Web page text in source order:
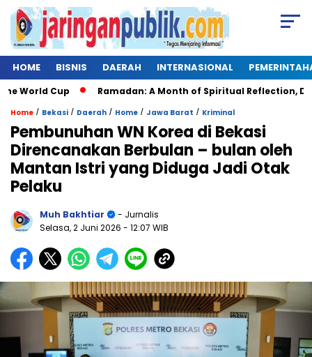
HOME BISNIS DAERAH INTERNASIONAL
Cup Ramadan: A Month of Spiritual Reflection,
Home / Bekasi / Daerah / Home / Jawa Barat / Kriminal
Pembunuhan WN Korea di Bekasi
Direncanakan Berbulan – bulan oleh
Mantan Istri yang Diduga Jadi Otak
Pelaku
Muh Bakhtiar
- Jurnalis
Selasa, 2 Juni 2026 - 12:07 WIB